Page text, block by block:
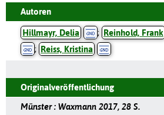
Autoren
Hillmayr, Delia ; Reinhold, Frank
; Reiss, Kristina
Originalveröffentlichung
Münster : Waxmann 2017, 28 S.